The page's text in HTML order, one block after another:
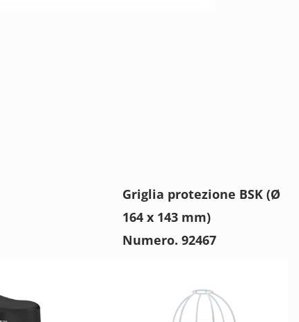
Griglia protezione BSK (Ø
164 x 143 mm)
Numero. 92467